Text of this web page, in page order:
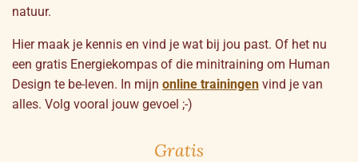
natuur.
Hier maak je kennis en vind je wat bij jou past. Of het nu
een gratis Energiekompas of die minitraining om Human
Design te be-leven. In mijn online trainingen vind je van
alles. Volg vooral jouw gevoel ;-)
Gratis